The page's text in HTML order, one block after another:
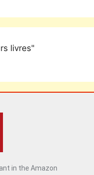
livres"
in the Amazon